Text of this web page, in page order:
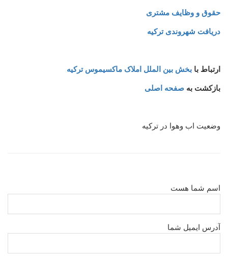
حقوق و وظایف مشتری
دریافت شهروندی ترکیه
ارتباط با بخش بین الملل املاک ماکسیموس ترکیه
بازکشت به صفحه اصلی
وضعیت اب وهوا در ترکیه
اسم شما هست
آدرس ایمیل شما